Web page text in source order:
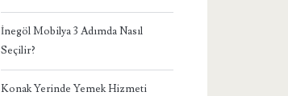
İnegöl Mobilya 3 Adımda Nasıl
Seçilir?
Konak Yerinde Yemek Hizmeti